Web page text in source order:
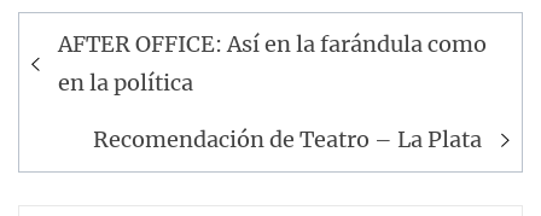
Navegación
de
entradas
AFTER OFFICE: Así en la farándula como
en la política
Recomendación de Teatro – La Plata